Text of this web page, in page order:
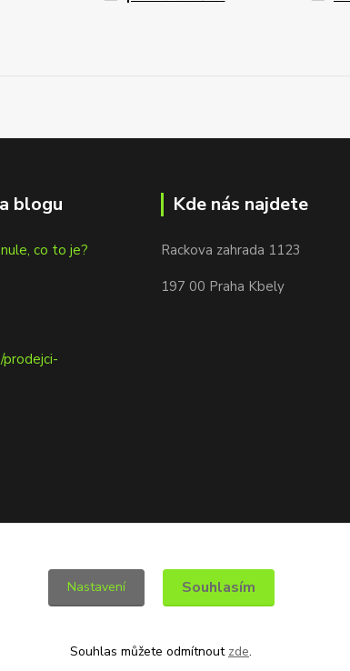
blogu
co to je?
Kde nás najdete
Rackova zahrada 1123
197 00 Praha Kbely
Nastavení Souhlasím
Souhlas můžete odmítnout zde.